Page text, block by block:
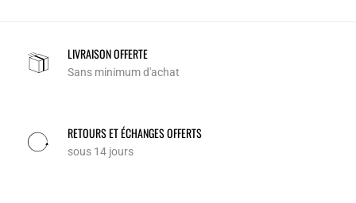
LIVRAISON OFFERTE
Sans minimum d'achat
RETOURS ET ÉCHANGES OFFERTS
sous 14 jours